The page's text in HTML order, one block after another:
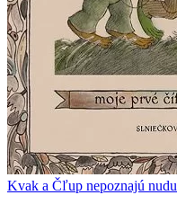
Kvak a Čľup nepoznajú nudu